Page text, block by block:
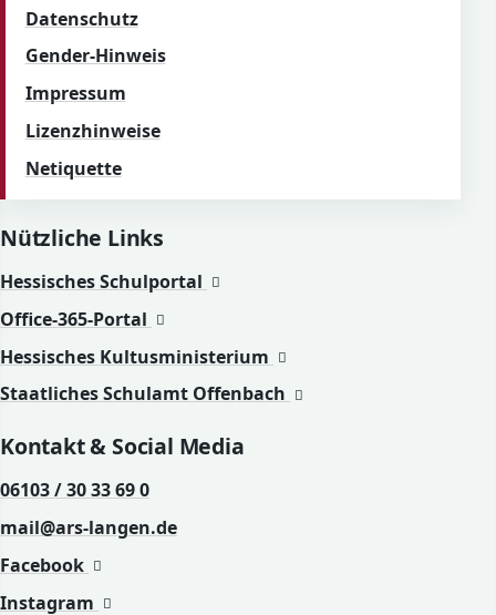
Datenschutz
Gender-Hinweis
Impressum
Lizenzhinweise
Netiquette
Nützliche Links
Hessisches Schulportal
(öffnet in neuem Fenster)
Office-365-Portal
(öffnet in neuem Fenster)
Hessisches Kultusministerium
(öffnet in neuem
Staatliches Schulamt Offenbach
(öffnet in neuem
Kontakt & Social Media
06103 / 30 33 69 0
mail@ars-langen.de
Facebook
(öffnet in neuem Fenster)
Instagram
(öffnet in neuem Fenster)